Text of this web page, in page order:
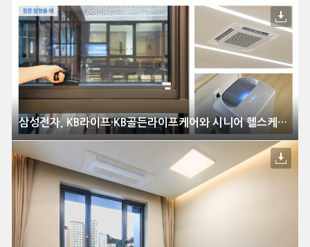
삼성전자, KB라이프·KB골든라이프케어와 시니어 헬스케어 혁신 선도